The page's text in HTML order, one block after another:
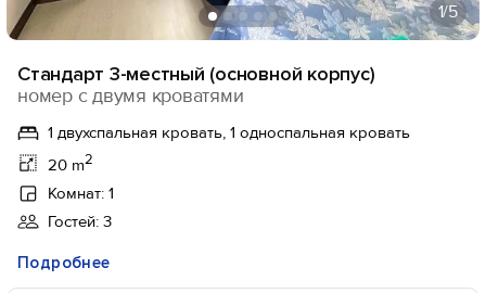
1/5
Стандарт 3-местный (основной корпус)
номер с двумя кроватями
1 двухспальная кровать, 1 односпальная кровать
20 m2
Комнат: 1
Гостей: 3
Подробнее